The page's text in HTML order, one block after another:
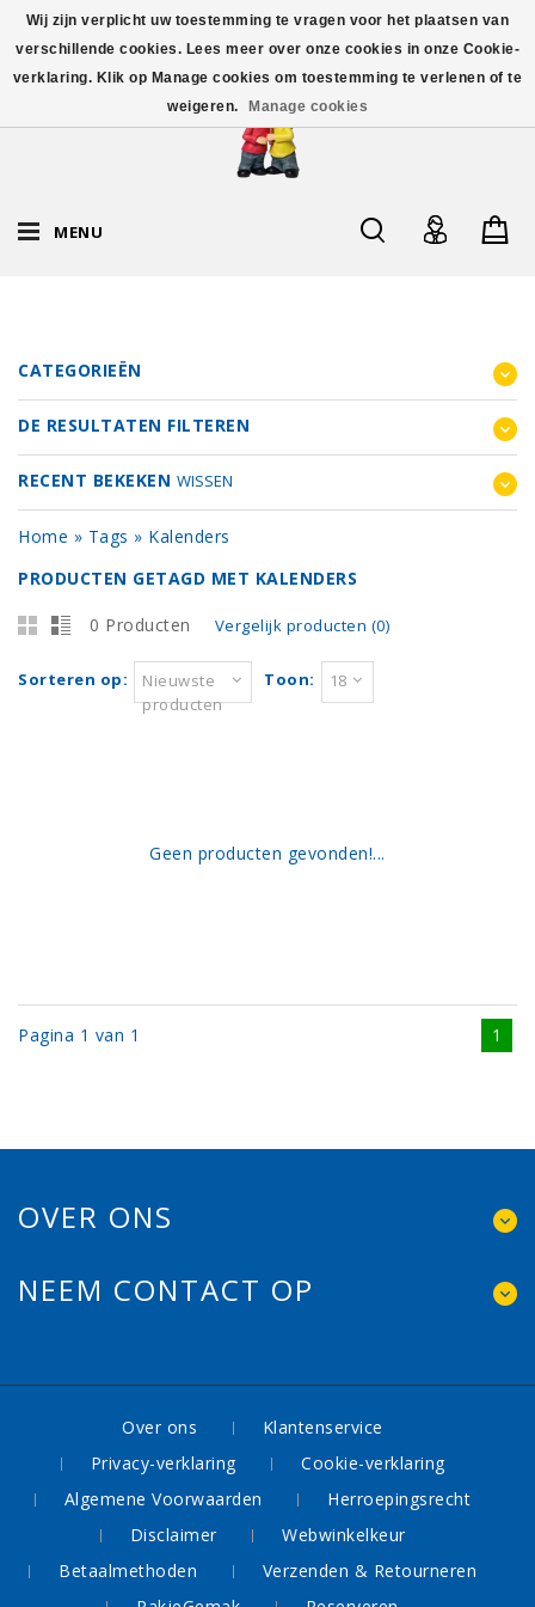
MENU
CATEGORIEËN
DE RESULTATEN FILTEREN
RECENT BEKEKEN WISSEN
Home » Tags » Kalenders
PRODUCTEN GETAGD MET KALENDERS
0 Producten Vergelijk producten (0)
Sorteren op:
Nieuwste
producten
Toon: 18
Geen producten gevonden!...
Pagina 1 van 1 1
OVER ONS
NEEM CONTACT OP
Over ons
Klantenservice
Privacy-verklaring
Cookie-verklaring
Algemene Voorwaarden
Herroepingsrecht
Disclaimer
Webwinkelkeur
Betaalmethoden
Verzenden & Retourneren
Wij zijn verplicht uw toestemming te vragen voor het plaatsen van
verschillende cookies. Lees meer over onze cookies in onze Cookie-
verklaring. Klik op Manage cookies om toestemming te verlenen of te
weigeren.
Manage cookies